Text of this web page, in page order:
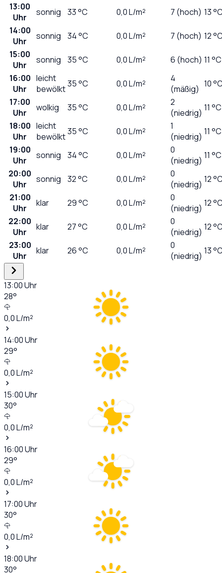
13:00
Uhr
sonnig 33°C 0,0L/m² 7 (hoch) 13
14:00
Uhr
sonnig 34°C 0,0L/m² 7 (hoch) 12
15:00
Uhr
sonnig 35°C 0,0L/m² 6 (hoch) 11 °C
16:00
Uhr
leicht
bewölkt35°C 0,0L/m²
4
(mäßig) 10
17:00
Uhr
wolkig 35°C 0,0L/m²
2
(niedrig) 11 °C
18:00
Uhr
leicht
bewölkt35°C 0,0L/m²
1
(niedrig) 11 °C
19:00
Uhr
sonnig 34°C 0,0L/m²
0
(niedrig) 11 °C
20:00
Uhr
sonnig 32°C 0,0L/m²
0
(niedrig) 12
21:00
Uhr
klar 29°C 0,0L/m²
0
(niedrig) 12
22:00
Uhr
klar 27°C 0,0L/m²
0
(niedrig) 12
23:00
Uhr
klar 26°C 0,0L/m²
0
(niedrig) 13
13:00Uhr
28°
0,0L/m²
14:00Uhr
29°
0,0L/m²
15:00Uhr
30°
0,0L/m²
16:00Uhr
29°
0,0L/m²
17:00Uhr
30°
0,0L/m²
18:00Uhr
30°